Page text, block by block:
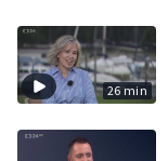
26 min